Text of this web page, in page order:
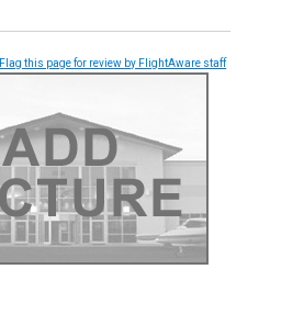
Flag this page for review by FlightAware staff